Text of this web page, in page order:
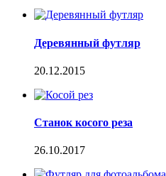
Деревянный футляр
20.12.2015
Станок косого реза
26.10.2017